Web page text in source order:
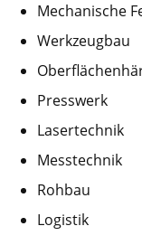
Mechanische
Werkzeugbau
Presswerk
Lasertechnik
Messtechnik
Rohbau
Logistik